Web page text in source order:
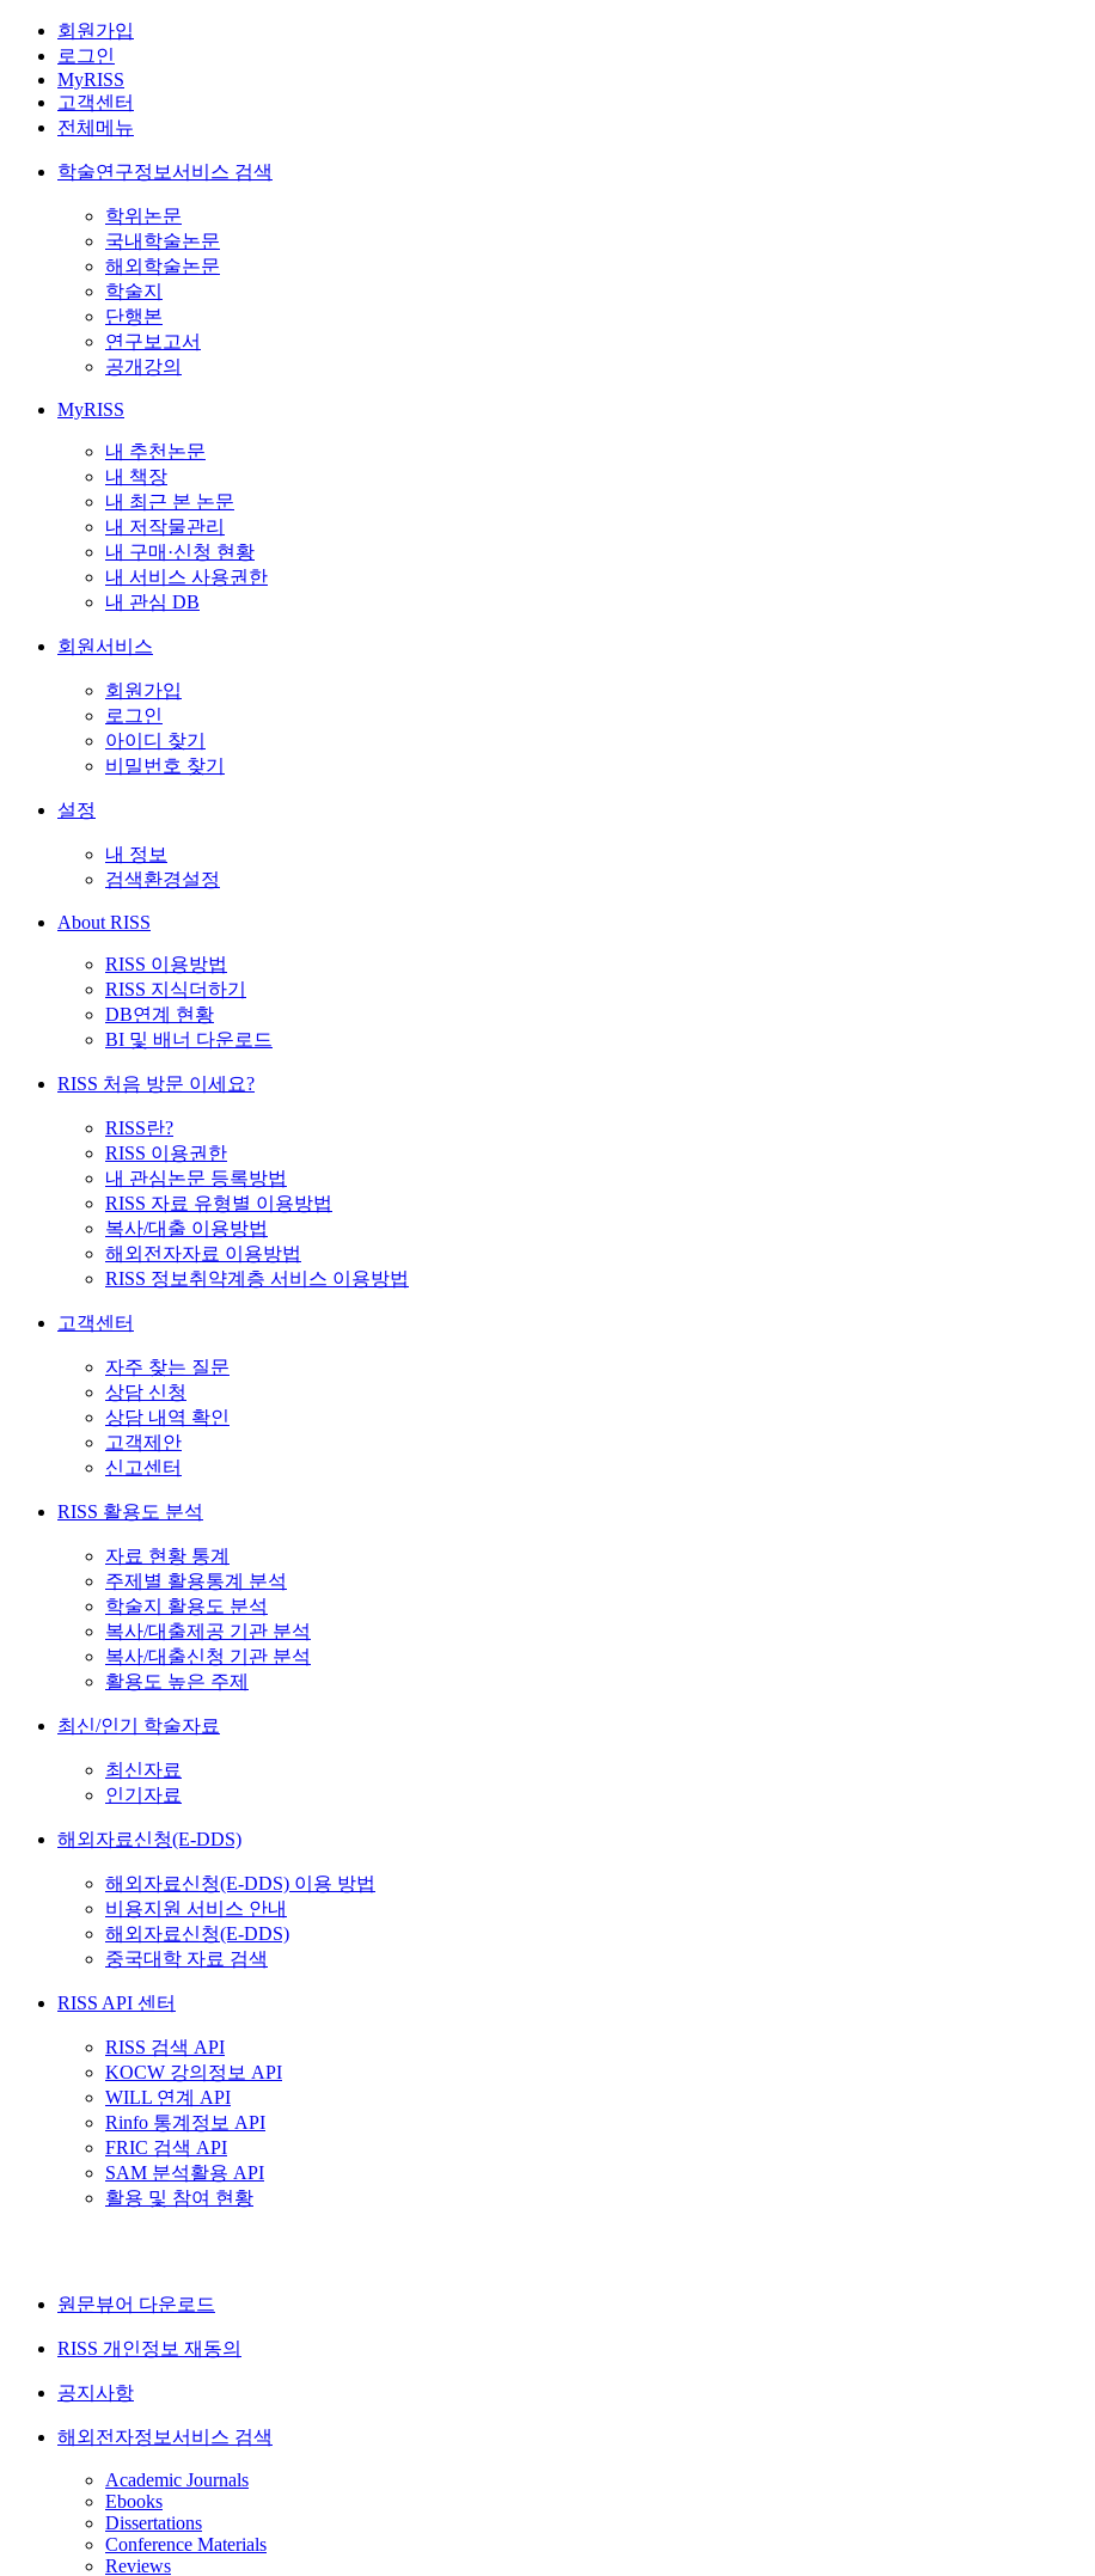
회원가입
로그인
MyRISS
고객센터
전체메뉴
학술연구정보서비스 검색
학위논문
국내학술논문
해외학술논문
학술지
단행본
연구보고서
공개강의
MyRISS
내 추천논문
내 책장
내 최근 본 논문
내 저작물관리
내 구매·신청 현황
내 서비스 사용권한
내 관심 DB
회원서비스
회원가입
로그인
아이디 찾기
비밀번호 찾기
설정
내 정보
검색환경설정
About RISS
RISS 이용방법
RISS 지식더하기
DB연계 현황
BI 및 배너 다운로드
RISS 처음 방문 이세요?
RISS란?
RISS 이용권한
내 관심논문 등록방법
RISS 자료 유형별 이용방법
복사/대출 이용방법
해외전자자료 이용방법
RISS 정보취약계층 서비스 이용방법
고객센터
자주 찾는 질문
상담 신청
상담 내역 확인
고객제안
신고센터
RISS 활용도 분석
자료 현황 통계
주제별 활용통계 분석
학술지 활용도 분석
복사/대출제공 기관 분석
복사/대출신청 기관 분석
활용도 높은 주제
최신/인기 학술자료
최신자료
인기자료
해외자료신청(E-DDS)
해외자료신청(E-DDS) 이용 방법
비용지원 서비스 안내
해외자료신청(E-DDS)
중국대학 자료 검색
RISS API 센터
RISS 검색 API
KOCW 강의정보 API
WILL 연계 API
Rinfo 통계정보 API
FRIC 검색 API
SAM 분석활용 API
활용 및 참여 현황
원문뷰어 다운로드
RISS 개인정보 재동의
공지사항
해외전자정보서비스 검색
Academic Journals
Ebooks
Dissertations
Conference Materials
Reviews